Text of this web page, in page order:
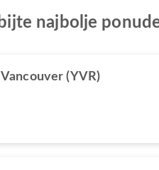
najbolje
Vancouver (YVR)